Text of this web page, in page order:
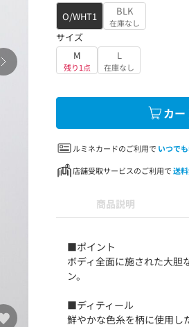
O/WHT1
BLK
在庫なし
サイズ
M
残り1点
L
在庫なし
カ
ルミネカードのご利用で いつでも
店舗受取サービスのご利用で送
商品説明
■ポイント
ボディ全面に施された大胆
ン。
■ディティール
鮮やかな色糸を柄に使用し